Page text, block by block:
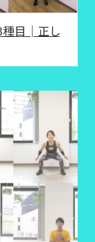
3種目│正し